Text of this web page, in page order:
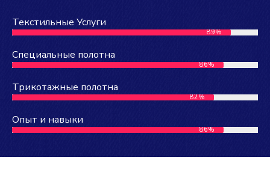
Текстильные Услуги
89%
Специальные полотна
86%
Трикотажные полотна
82%
Опыт и навыки
86%